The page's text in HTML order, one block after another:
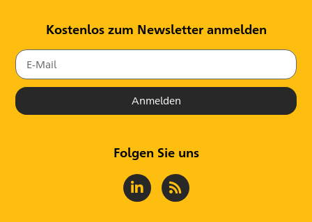
Kostenlos zum Newsletter anmelden
Anmelden
Folgen Sie uns